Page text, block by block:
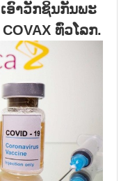
ອົາວັກຊິນກັນພະ
COVAX ທົ່ວໂລກ.